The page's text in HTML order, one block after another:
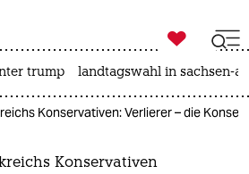
taz zahl ich
zahl ich

taz zahl ich
trump landtagswahl in sachsen-
Konservativen: Verlierer – die
Konservativen